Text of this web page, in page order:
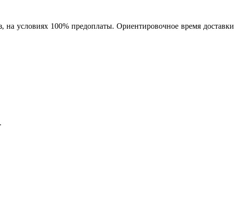
на условиях 100% предоплаты. Ориентировочное время доставки